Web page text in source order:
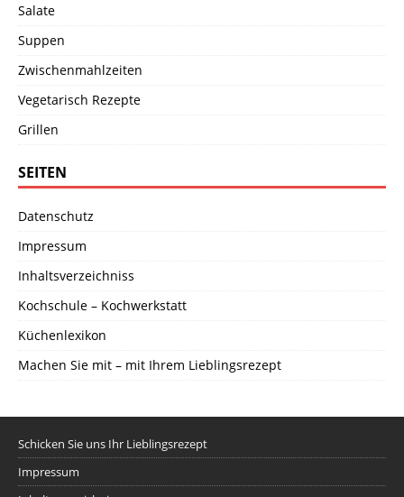
Salate
Suppen
Zwischenmahlzeiten
Vegetarisch Rezepte
Grillen
SEITEN
Datenschutz
Impressum
Inhaltsverzeichniss
Kochschule – Kochwerkstatt
Küchenlexikon
Machen Sie mit – mit Ihrem Lieblingsrezept
Schicken Sie uns Ihr Lieblingsrezept
Impressum